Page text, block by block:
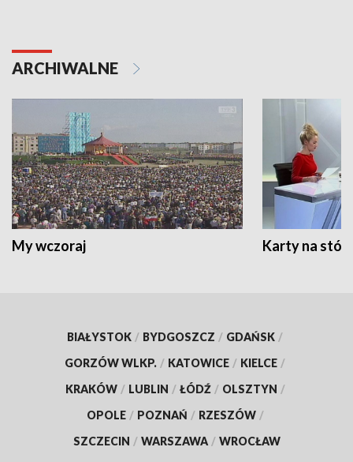
ARCHIWALNE
My wczoraj Karty na
BIAŁYSTOK / BYDGOSZCZ / GDAŃSK /
GORZÓW WLKP. / KATOWICE / KIELCE /
KRAKÓW / LUBLIN / ŁÓDŹ / OLSZTYN /
OPOLE / POZNAŃ / RZESZÓW /
SZCZECIN / WARSZAWA / WROCŁAW